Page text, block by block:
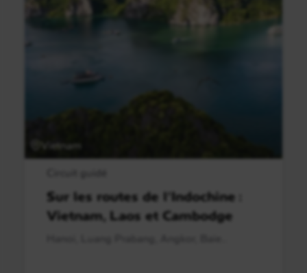
Vietnam
Sur les routes de l’Indochine :
Vietnam, Laos et Cambodge